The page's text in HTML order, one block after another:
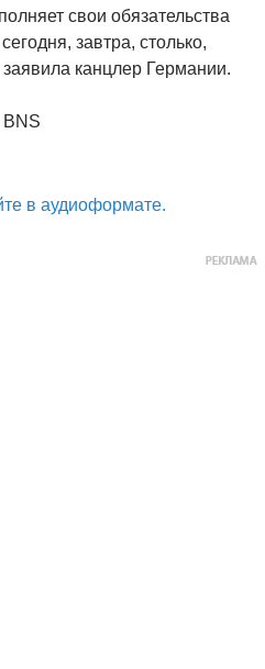
свои обязательства
завтра, столько,
канцлер Германии.
в аудиоформате.